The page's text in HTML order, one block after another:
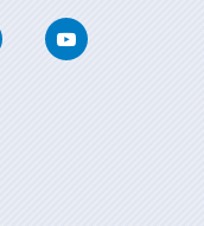
InstagramYoutube